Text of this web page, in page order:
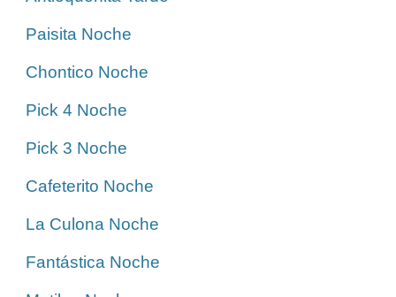
Paisita Noche
Chontico Noche
Pick 4 Noche
Pick 3 Noche
Cafeterito Noche
La Culona Noche
Fantástica Noche